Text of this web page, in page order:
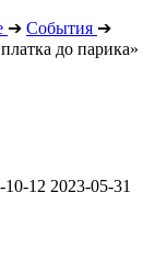
➔ События ➔
до парика»
10-12 2023-05-31